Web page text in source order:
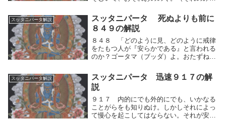
れる」ととなえて望み求めている。たとえ
ば隊商からはぐれた（商人が隊商をもと
め）、家から旅...
スッタニパータ解説
スッタニパータ 死ぬよりも前に
８４９の解説
８４８ 「どのように見、どのように戒律
をたもつ人が『安らかである』と言われる
のか？ゴータマ（ブッダ）よ。おたずねし
いてください。」８４９ 師は答えた、
「死ぬよりも前に、妄執を離れ、過去にこ
だわることなく...
スッタニパータ解説
スッタニパータ 迅速９１７の解
説
９１７ 内的にでも外的にでも、いかなる
ことがらをも知りぬけ。しかしそれによっ
て慢心を起こしてはならない。それが安ら